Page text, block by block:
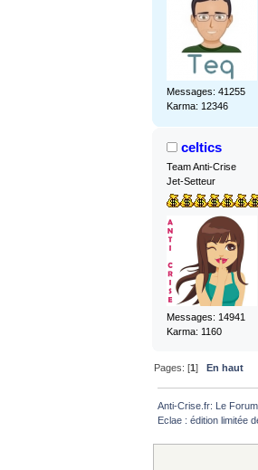
Messages: 41255
Karma: 12346
celtics
Team Anti-Crise
Jet-Setteur
Messages: 14941
Karma: 1160
Pages: [1] En haut
Anti-Crise.fr: Le Forum
Eclae : édition limitée